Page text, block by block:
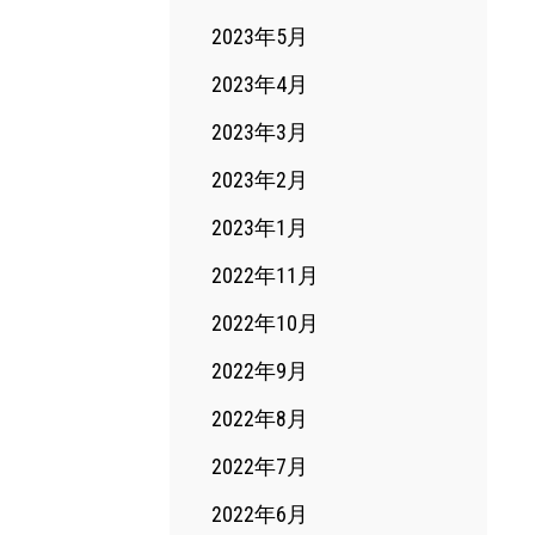
2023年5月
2023年4月
2023年3月
2023年2月
2023年1月
2022年11月
2022年10月
2022年9月
2022年8月
2022年7月
2022年6月